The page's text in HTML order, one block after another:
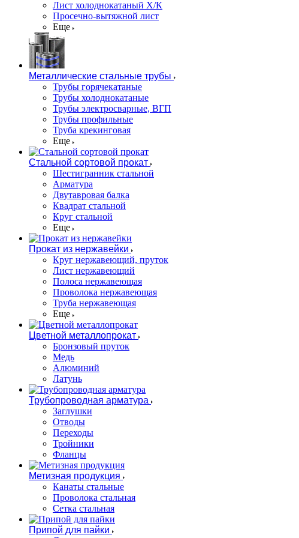
Лист холоднокатаный Х/К
Просечно-вытяжной лист
Еще
Металлические стальные трубы
Трубы горячекатаные
Трубы холоднокатаные
Трубы электросварные, ВГП
Трубы профильные
Труба крекинговая
Еще
Стальной сортовой прокат
Шестигранник стальной
Арматура
Двутавровая балка
Квадрат стальной
Круг стальной
Еще
Прокат из нержавейки
Круг нержавеющий, пруток
Лист нержавеющий
Полоса нержавеющая
Проволока нержавеющая
Труба нержавеющая
Еще
Цветной металлопрокат
Бронзовый пруток
Медь
Алюминий
Латунь
Трубопроводная арматура
Заглушки
Отводы
Переходы
Тройники
Фланцы
Метизная продукция
Канаты стальные
Проволока стальная
Сетка стальная
Припой для пайки